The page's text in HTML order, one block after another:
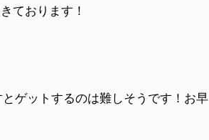
ております！
ゲットするのは難しそうです！お早